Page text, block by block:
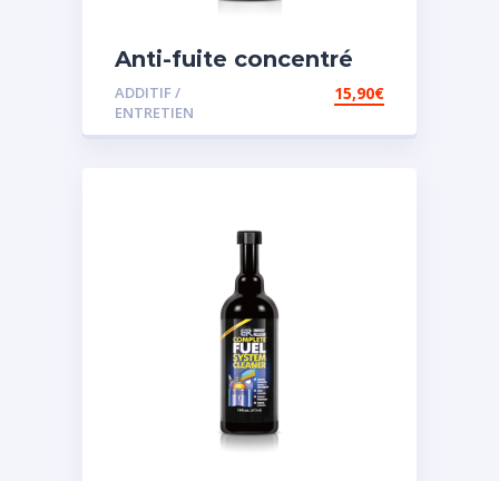
Anti-fuite concentré
pour direction
assistée
ADDITIF /
ENTRETIEN
15,90€